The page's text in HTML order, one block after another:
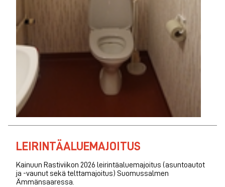
LEIRINTÄALUEMAJOITUS
Kainuun Rastiviikon 2026 leirintäaluemajoitus (asuntoautot
ja -vaunut sekä telttamajoitus) Suomussalmen
Ämmänsaaressa.